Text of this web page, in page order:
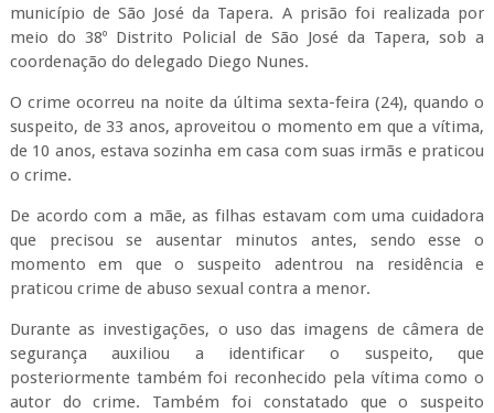
município de São José da Tapera. A prisão foi realizada por
meio do 38º Distrito Policial de São José da Tapera, sob a
coordenação do delegado Diego Nunes.
O crime ocorreu na noite da última sexta-feira (24), quando o
suspeito, de 33 anos, aproveitou o momento em que a vítima,
de 10 anos, estava sozinha em casa com suas irmãs e praticou
o crime.
De acordo com a mãe, as filhas estavam com uma cuidadora
que precisou se ausentar minutos antes, sendo esse o
momento em que o suspeito adentrou na residência e
praticou crime de abuso sexual contra a menor.
Durante as investigações, o uso das imagens de câmera de
segurança auxiliou a identificar o suspeito, que
posteriormente também foi reconhecido pela vítima como o
autor do crime. Também foi constatado que o suspeito